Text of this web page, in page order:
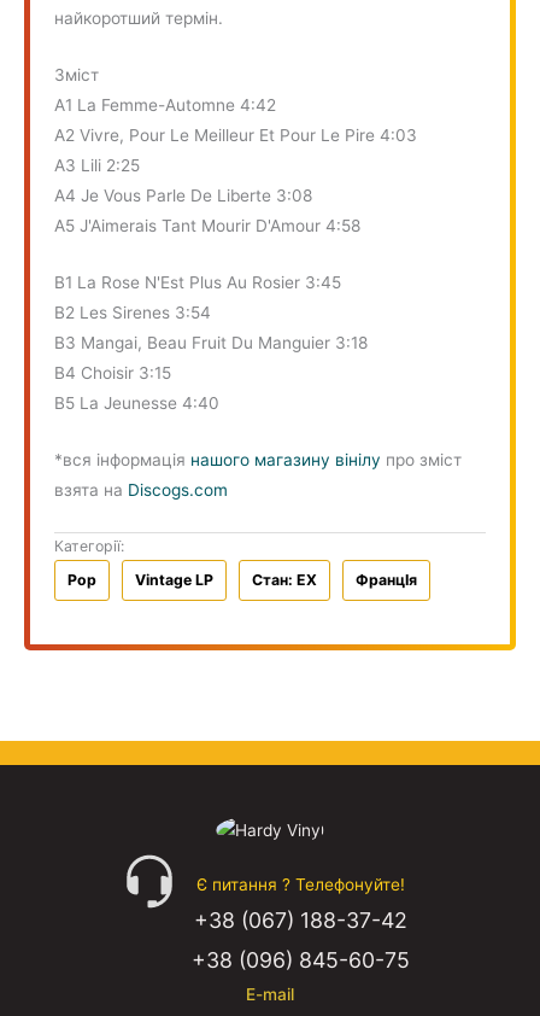
найкоротший термін.
Зміст
A1 La Femme-Automne 4:42
A2 Vivre, Pour Le Meilleur Et Pour Le Pire 4:03
A3 Lili 2:25
A4 Je Vous Parle De Liberte 3:08
A5 J'Aimerais Tant Mourir D'Amour 4:58
B1 La Rose N'Est Plus Au Rosier 3:45
B2 Les Sirenes 3:54
B3 Mangai, Beau Fruit Du Manguier 3:18
B4 Choisir 3:15
B5 La Jeunesse 4:40
*вся інформація нашого магазину вінілу про зміст
взята на Discogs.com
Категорії:
Pop
Vintage LP Стан: EX ФранцIя
Є питання ? Телефонуйте!
+38 (067) 188-37-42
+38 (096) 845-60-75
E-mail